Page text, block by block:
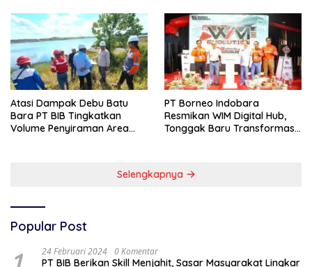
Atasi Dampak Debu Batu
Bara PT BIB Tingkatkan
Volume Penyiraman Area
PT Borneo Indobara
Resmikan WIM Digital Hub,
Tonggak Baru Transformasi
Selengkapnya
Popular Post
24 Februari 2024 0 Komentar
PT BIB Berikan Skill Menjahit, Sasar Masyarakat Lingkar